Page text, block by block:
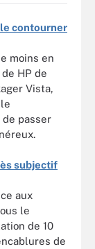
contourner
moins en
HP de
Vista,
passer
subjectif
aux
le
de 10
de